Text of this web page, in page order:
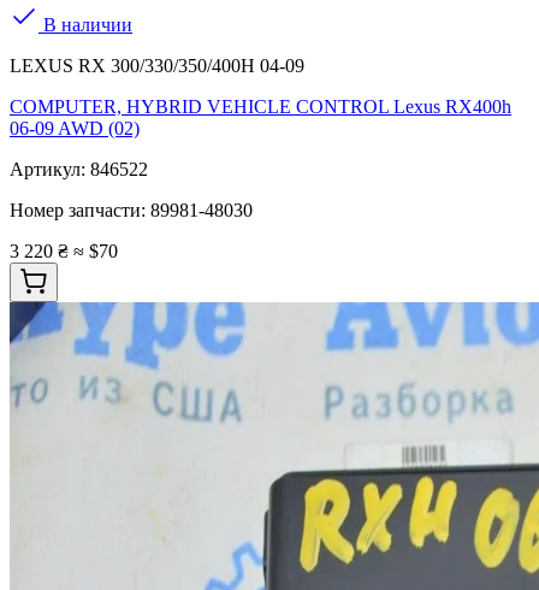
В наличии
LEXUS RX 300/330/350/400H 04-09
COMPUTER, HYBRID VEHICLE CONTROL Lexus RX400h
06-09 AWD (02)
Артикул: 846522
Номер запчасти: 89981-48030
3 220 ₴ ≈ $70